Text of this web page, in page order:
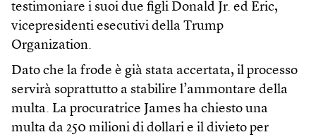
testimoniare i suoi due figli Donald Jr. ed Eric,
vicepresidenti esecutivi della Trump
Organization.
Dato che la frode è già stata accertata, il processo
servirà soprattutto a stabilire l’ammontare della
multa. La procuratrice James ha chiesto una
multa da 250 milioni di dollari e il divieto per